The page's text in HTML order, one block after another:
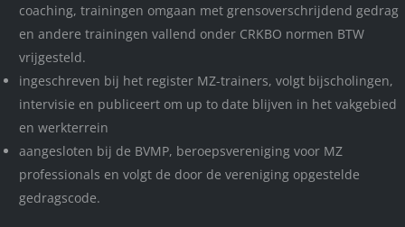
coaching, trainingen omgaan met grensoverschrijdend gedrag
en andere trainingen vallend onder CRKBO normen BTW
vrijgesteld.
ingeschreven bij het register MZ-trainers, volgt bijscholingen,
intervisie en publiceert om up to date blijven in het vakgebied
en werkterrein
aangesloten bij de BVMP, beroepsvereniging voor MZ
professionals en volgt de door de vereniging opgestelde
gedragscode.